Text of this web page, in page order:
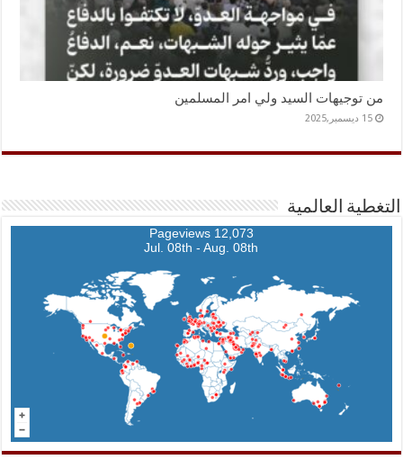
من توجيهات السيد ولي امر المسلمين
15 ديسمبر,2025
التغطية العالمية
12,073 Pageviews
Jul. 08th - Aug. 08th